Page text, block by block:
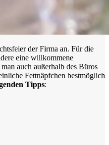
der Firma an. Für die
eine willkommene
auch außerhalb des Büros
Fettnäpfchen bestmöglich
Tipps: